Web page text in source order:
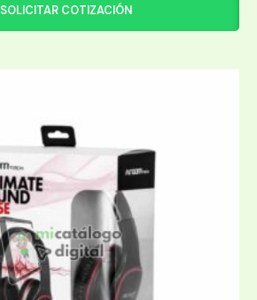
SOLICITAR COTIZACIÓN